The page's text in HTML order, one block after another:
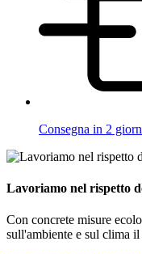
Consegna in 2
Lavoriamo nel rispetto
Con concrete misure
sull'ambiente e sul clima